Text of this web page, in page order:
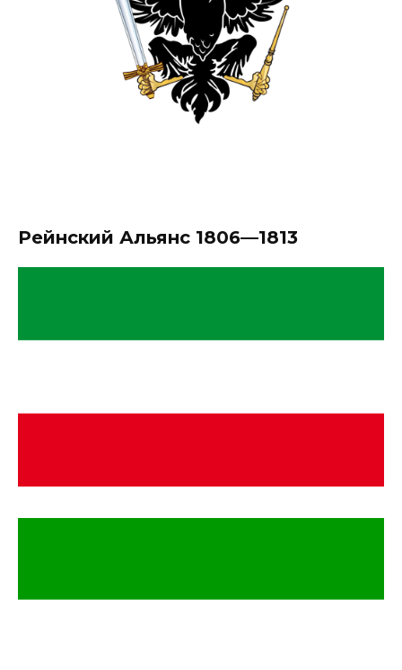
Рейнский Альянс 1806—1813